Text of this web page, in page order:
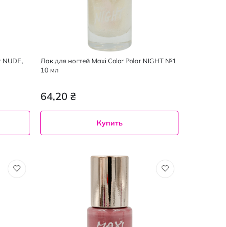
NUDE,
Лак для ногтей Maxi Color Polar NIGHT №1
10 мл
64,20 ₴
Купить